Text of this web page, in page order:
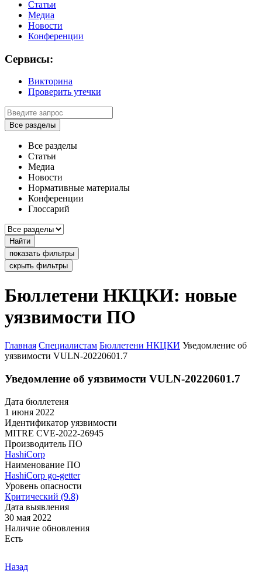
Статьи
Медиа
Новости
Конференции
Сервисы:
Викторина
Проверить утечки
Все разделы
Все разделы
Статьи
Медиа
Новости
Нормативные материалы
Конференции
Глоссарий
Найти
показать фильтры
скрыть фильтры
Бюллетени НКЦКИ: новые
уязвимости ПО
Главная Специалистам Бюллетени НКЦКИ Уведомление об
уязвимости VULN-20220601.7
Уведомление об уязвимости VULN-20220601.7
Дата бюллетеня
1 июня 2022
Идентификатор уязвимости
MITRE CVE-2022-26945
Производитель ПО
HashiCorp
Наименование ПО
HashiCorp go-getter
Уровень опасности
Критический (9.8)
Дата выявления
30 мая 2022
Наличие обновления
Есть
Назад